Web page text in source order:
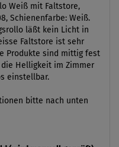
Weiß mit Faltstore,
Schienenfarbe: Weiß.
läßt kein Licht in
Faltstore ist sehr
Produkte sind mittig fest
Helligkeit im Zimmer
einstellbar.
bitte nach unten